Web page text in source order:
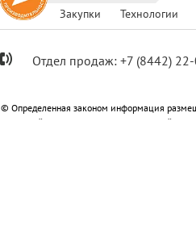
Закупки Технологии
Отдел продаж: +7 (8442)
© Определенная законом информация
Метизный»; ООО «Специализированный